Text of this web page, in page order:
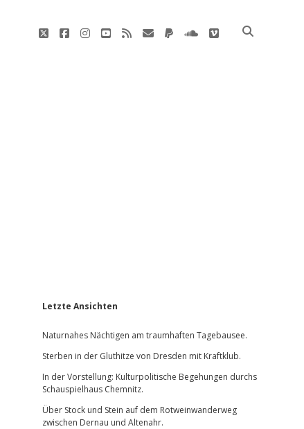
twitterfacebookinstagram
youtube
rss E-
paypalsoundcloud
vimeo
Sidebar
Letzte Ansichten
Naturnahes Nächtigen am traumhaften Tagebausee.
Sterben in der Gluthitze von Dresden mit Kraftklub.
In der Vorstellung: Kulturpolitische Begehungen durchs
Schauspielhaus Chemnitz.
Über Stock und Stein auf dem Rotweinwanderweg
zwischen Dernau und Altenahr.